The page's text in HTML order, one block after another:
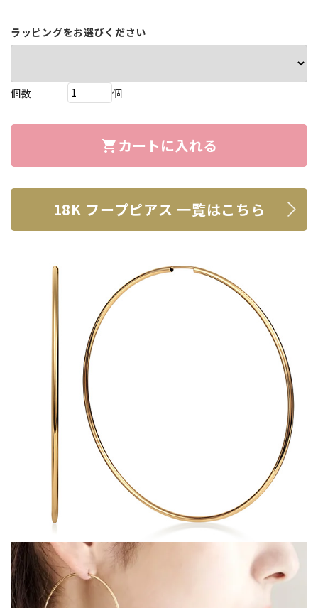
ラッピングをお選びください
個数 個
shopping_cart カートに入れる
18K フープピアス 一覧はこちら